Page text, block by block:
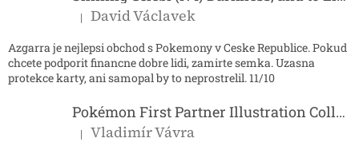
Hodnocení produktu je 5 z 5 hvězdiček.
| David Václavek
Azgarra je nejlepsi obchod s Pokemony v Ceske Republice. Pokud
chcete podporit financne dobre lidi, zamirte semka. Uzasna
protekce karty, ani samopal by to neprostrelil. 11/10
Pokémon First Partner Illustration Collection - Series 2
| Vladimír Vávra